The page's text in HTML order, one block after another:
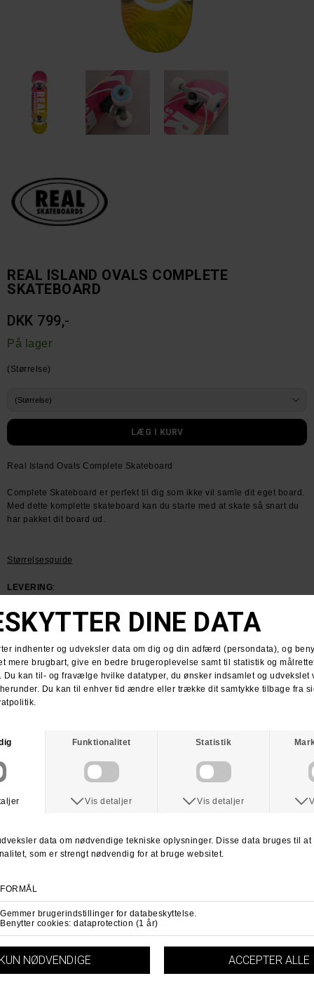
REAL ISLAND OVALS COMPLETE
SKATEBOARD
DKK 799,-
På lager
(Størrelse)
Real Island Ovals Complete Skateboard
Complete Skateboard er perfekt til dig som ikke vil samle dit eget board.
Med dette komplette skateboard kan du starte med at skate så snart du
har pakket dit board ud.
Størrelsesguide
LEVERING:
Få din pakke leveret med PostNord for kr 39.- Sendes inden for 1-2
dage
RETURNERING:
Du har altid 30 dages returret fra den dag du modtager din pakke.
Du kan vælge at få dine penge retur eller vi bytter til en anden vare.
Spørg om varen
REAL
REAL